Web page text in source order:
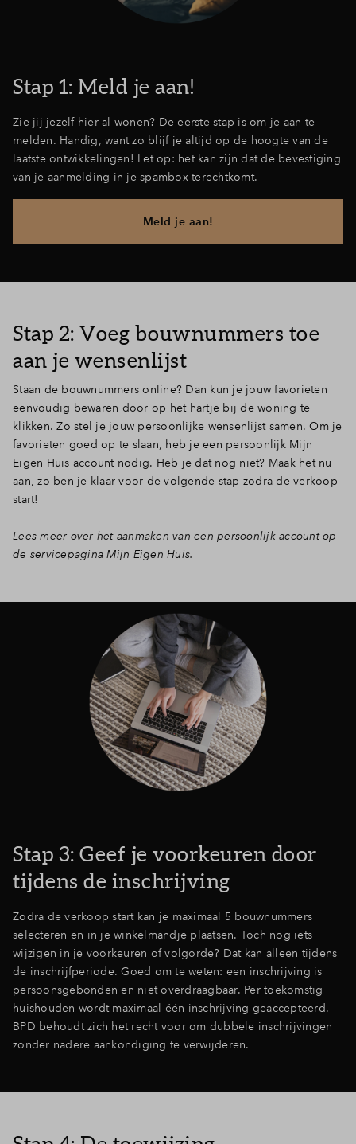
Stap 1: Meld je aan!
Zie jij jezelf hier al wonen? De eerste stap is om je aan te
melden. Handig, want zo blijf je altijd op de hoogte van de
laatste ontwikkelingen! Let op: het kan zijn dat de bevestiging
van je aanmelding in je spambox terechtkomt.
Meld je aan!
Stap 2: Voeg bouwnummers toe
aan je wensenlijst
Staan de bouwnummers online? Dan kun je jouw favorieten
eenvoudig bewaren door op het hartje bij de woning te
klikken. Zo stel je jouw persoonlijke wensenlijst samen. Om je
favorieten goed op te slaan, heb je een persoonlijk Mijn
Eigen Huis account nodig. Heb je dat nog niet? Maak het nu
aan, zo ben je klaar voor de volgende stap zodra de verkoop
start!
Lees meer over het aanmaken van een persoonlijk account op
de servicepagina Mijn Eigen Huis.
Stap 3: Geef je voorkeuren door
tijdens de inschrijving
Zodra de verkoop start kan je maximaal 5 bouwnummers
selecteren en in je winkelmandje plaatsen. Toch nog iets
wijzigen in je voorkeuren of volgorde? Dat kan alleen tijdens
de inschrijfperiode. Goed om te weten: een inschrijving is
persoonsgebonden en niet overdraagbaar. Per toekomstig
huishouden wordt maximaal één inschrijving geaccepteerd.
BPD behoudt zich het recht voor om dubbele inschrijvingen
zonder nadere aankondiging te verwijderen.